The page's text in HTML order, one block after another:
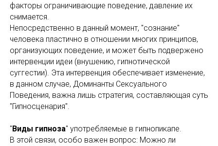
факторы ограничивающие поведение, давление их
снимается.
Непосредственно в данный момент, "сознание"
человека пластично в отношении многих принципов,
организующих поведение, и может быть подвержено
интервенции идеи (внушению, гипнотической
суггестии). Эта интервенция обеспечивает изменение,
в данном случае, Доминанты Сексуального
Поведения, важна лишь стратегия, составляющая суть
"Гипносценария".
"Виды гипноза" употребляемые в гипнопикапе.
В этой связи, особо важен вопрос: Можно ли